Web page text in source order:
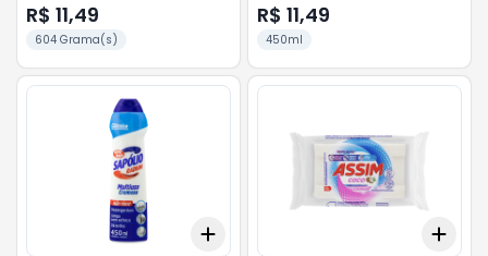
R$ 11,49
604 Grama(s)
R$ 11,49
450ml
Add Add